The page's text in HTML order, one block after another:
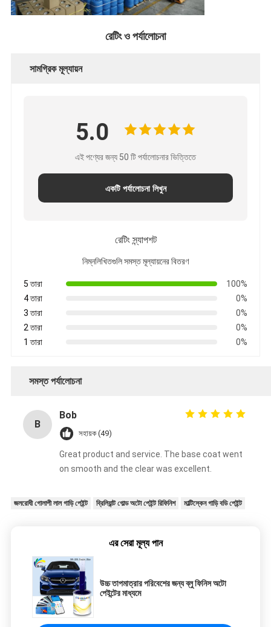
রেটিং ও পর্যালোচনা
সামগ্রিক মূল্যায়ন
5.0
এই পণ্যের জন্য 50 টি পর্যালোচনার ভিত্তিতে
একটি পর্যালোচনা লিখুন
রেটিং স্ন্যাপশট
নিম্নলিখিতগুলি সমস্ত মূল্যায়নের বিতরণ
5 তারা
100%
4 তারা
0%
3 তারা
0%
2 তারা
0%
1 তারা
0%
সমস্ত পর্যালোচনা
B
Bob
সহায়ক (49)
Great product and service. The base coat went
on smooth and the clear was excellent.
জলরোধী গোলাপী লাল গাড়ি পেইন্ট ব্রিলিয়ান্ট গোল্ড অটো পেইন্ট রিফিনিশ মাল্টিস্কেন গাড়ি বডি পেইন্ট
এর সেরা মূল্য পান
উচ্চ তাপমাত্রার পরিবেশের জন্য ব্লু ফিনিস অটো
পেইন্টের মাধ্যমে